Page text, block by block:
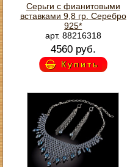
Серьги с фианитовыми
вставками 9,8 гр. Серебро
925*
арт. 88216318
4560 руб.
Купить